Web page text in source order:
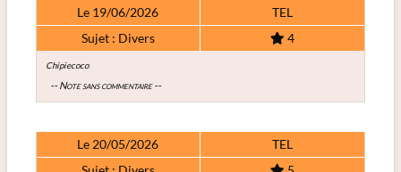
Le 19/06/2026
TEL
Sujet : Divers
4
Chipiecoco
-- Note sans commentaire --
Le 20/05/2026
TEL